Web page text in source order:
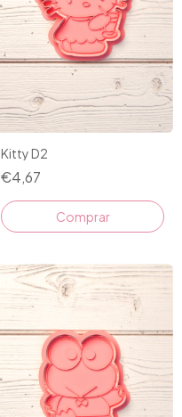
Kitty D2
€4,67
Comprar